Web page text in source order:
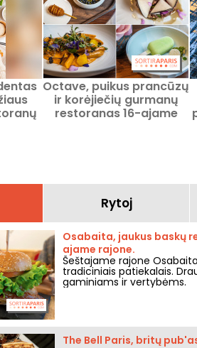
Octave, puikus prancūzų
ir korėjiečių gurmanų
restoranas 16-ajame
Rytoj
Osabaita, jaukus baskų
ajame rajone.
Šeštajame rajone
tradiciniais patiekalais.
gaminiams ir vertybėms.
The Bell Paris, britų